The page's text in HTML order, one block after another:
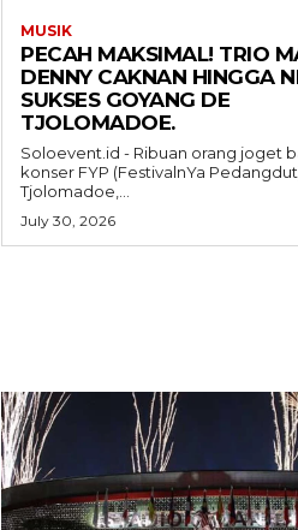
MUSIK
PECAH MAKSIMAL! TRIO
DENNY CAKNAN HINGGA
SUKSES GOYANG DE
TJOLOMADOE.
Soloevent.id - Ribuan orang joget
konser FYP (FestivalnYa
Tjolomadoe,...
July 30, 2026